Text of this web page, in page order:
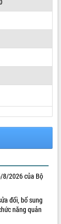
8/2026 của Bộ
đổi, bổ sung
năng quản